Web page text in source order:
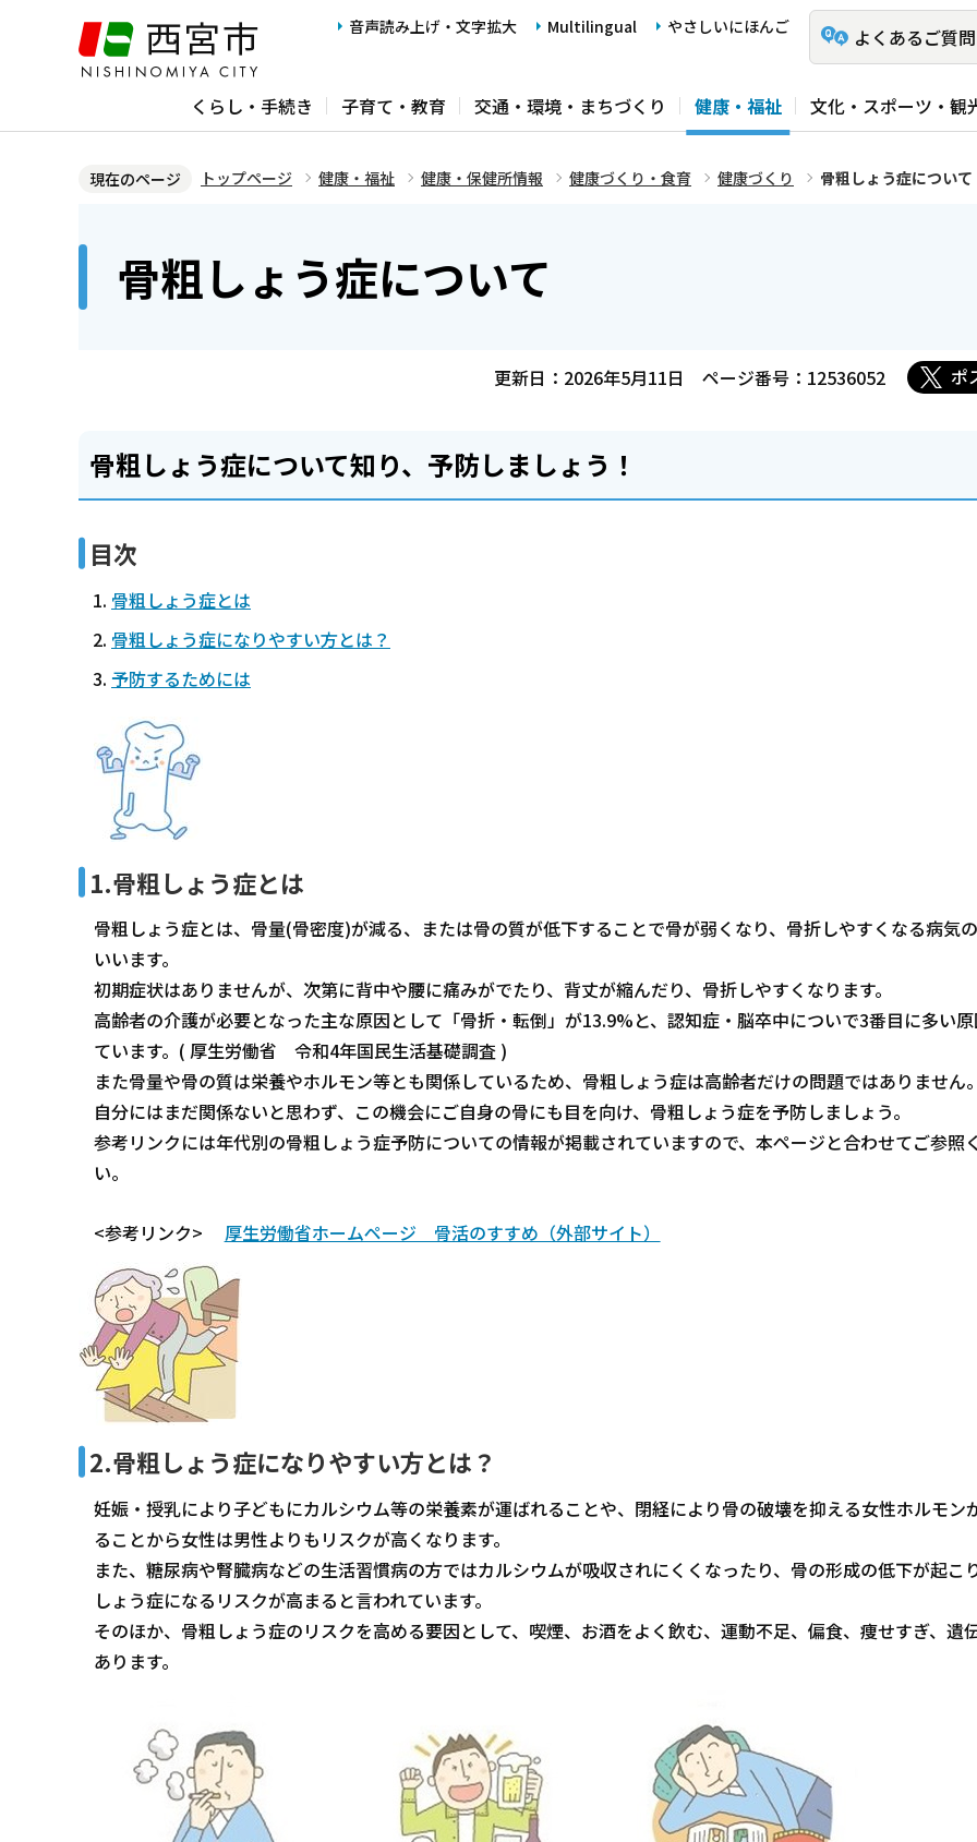
ジ
音声読み上げ・文字拡大 Multilingual やさしいにほんご よくあるご質問
くらし・手続き 子育て・教育 交通・環境・まちづくり 健康・福祉 文化・スポーツ・観
現在のページ トップページ 健康・福祉 健康・保健所情報 健康づくり・食育 健康づくり 骨粗しょう症について
骨粗しょう症について
更新日：2026年5月11日 ページ番号：12536052 ポ
骨粗しょう症について知り、予防しましょう！
目次
骨粗しょう症とは
骨粗しょう症になりやすい方とは？
予防するためには
1.骨粗しょう症とは
骨粗しょう症とは、骨量(骨密度)が減る、または骨の質が低下することで骨が弱くなり、骨折しやすくなる病気
いいます。
初期症状はありませんが、次第に背中や腰に痛みがでたり、背丈が縮んだり、骨折しやすくなります。
高齢者の介護が必要となった主な原因として「骨折・転倒」が13.9%と、認知症・脳卒中についで3番目に多い
ています。( 厚生労働省 令和4年国民生活基礎調査 )
また骨量や骨の質は栄養やホルモン等とも関係しているため、骨粗しょう症は高齢者だけの問題ではありません
自分にはまだ関係ないと思わず、この機会にご自身の骨にも目を向け、骨粗しょう症を予防しましょう。
参考リンクには年代別の骨粗しょう症予防についての情報が掲載されていますので、本ページと合わせてご参照
い。
<参考リンク> 厚生労働省ホームページ 骨活のすすめ（外部サイト）
2.骨粗しょう症になりやすい方とは？
妊娠・授乳により子どもにカルシウム等の栄養素が運ばれることや、閉経により骨の破壊を抑える女性ホルモン
ることから女性は男性よりもリスクが高くなります。
また、糖尿病や腎臓病などの生活習慣病の方ではカルシウムが吸収されにくくなったり、骨の形成の低下が起こ
しょう症になるリスクが高まると言われています。
そのほか、骨粗しょう症のリスクを高める要因として、喫煙、お酒をよく飲む、運動不足、偏食、痩せすぎ、遺
あります。